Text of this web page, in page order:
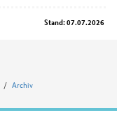
Stand: 07.07.2026
Archiv